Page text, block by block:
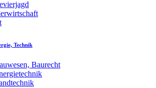
Technik
Baurecht